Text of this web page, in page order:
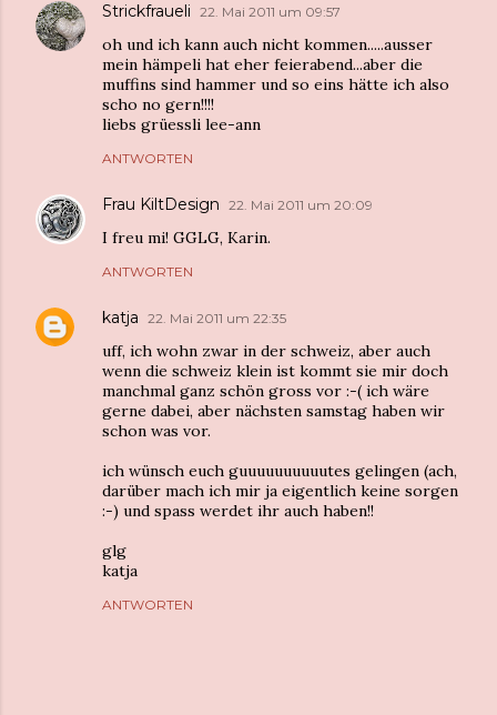
Strickfraueli 22. Mai 2011 um 09:57
oh und ich kann auch nicht kommen.....ausser
mein hämpeli hat eher feierabend...aber die
muffins sind hammer und so eins hätte ich also
scho no gern!!!!
liebs grüessli lee-ann
ANTWORTEN
Frau KiltDesign 22. Mai 2011 um 20:09
I freu mi! GGLG, Karin.
ANTWORTEN
katja 22. Mai 2011 um 22:35
uff, ich wohn zwar in der schweiz, aber auch
wenn die schweiz klein ist kommt sie mir doch
manchmal ganz schön gross vor :-( ich wäre
gerne dabei, aber nächsten samstag haben wir
schon was vor.
ich wünsch euch guuuuuuuuuutes gelingen (ach,
darüber mach ich mir ja eigentlich keine sorgen
:-) und spass werdet ihr auch haben!!
glg
katja
ANTWORTEN